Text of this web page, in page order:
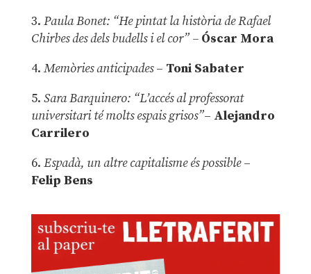
3. Paula Bonet: “He pintat la història de Rafael
Chirbes des dels budells i el cor” –Óscar Mora
4. Memòries anticipades– Toni Sabater
5. Sara Barquinero: “L’accés al professorat
universitari té molts espais grisos”– Alejandro
Carrilero
6. Espadà, un altre capitalisme és possible –
Felip Bens